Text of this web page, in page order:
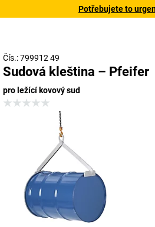
Potřebujete to
Čís.: 799912 49
Sudová kleština – Pfeifer
pro ležící kovový sud